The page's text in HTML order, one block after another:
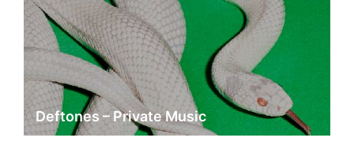
Deftones – Private Music